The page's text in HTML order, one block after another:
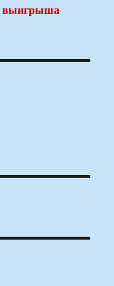
выигрыша